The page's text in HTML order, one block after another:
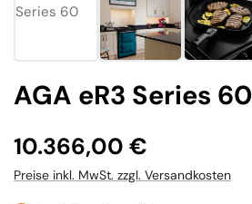
AGA eR3 Series 60
Regulärer Preis:
10.366,00 €
Preise inkl. MwSt. zzgl. Versandkosten